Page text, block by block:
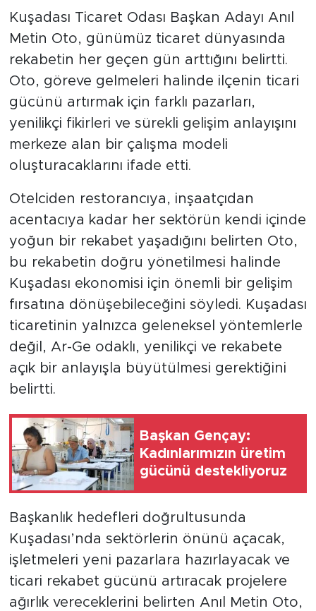
Kuşadası Ticaret Odası Başkan Adayı Anıl
Metin Oto, günümüz ticaret dünyasında
rekabetin her geçen gün arttığını belirtti.
Oto, göreve gelmeleri halinde ilçenin ticari
gücünü artırmak için farklı pazarları,
yenilikçi fikirleri ve sürekli gelişim anlayışını
merkeze alan bir çalışma modeli
oluşturacaklarını ifade etti.
Otelciden restorancıya, inşaatçıdan
acentacıya kadar her sektörün kendi içinde
yoğun bir rekabet yaşadığını belirten Oto,
bu rekabetin doğru yönetilmesi halinde
Kuşadası ekonomisi için önemli bir gelişim
fırsatına dönüşebileceğini söyledi. Kuşadası
ticaretinin yalnızca geleneksel yöntemlerle
değil, Ar-Ge odaklı, yenilikçi ve rekabete
açık bir anlayışla büyütülmesi gerektiğini
belirtti.
Başkan Gençay:
Kadınlarımızın üretim
gücünü destekliyoruz
Başkanlık hedefleri doğrultusunda
Kuşadası’nda sektörlerin önünü açacak,
işletmeleri yeni pazarlara hazırlayacak ve
ticari rekabet gücünü artıracak projelere
ağırlık vereceklerini belirten Anıl Metin Oto,